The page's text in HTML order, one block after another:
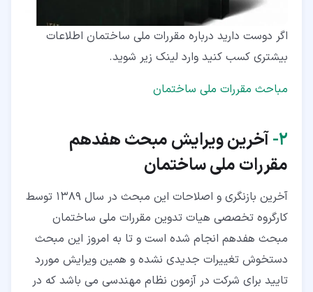
اگر دوست دارید درباره مقررات ملی ساختمان اطلاعات
بیشتری کسب کنید وارد لینک زیر شوید.
مباحث مقررات ملی ساختمان
۲‏- آخرین ویرایش مبحث هفدهم
مقررات ملی ساختمان
آخرین بازنگری و اصلاحات این مبحث در سال 1389 توسط
کارگروه تخصصی هیات تدوین مقررات ملی ساختمان
مبحث هفدهم انجام شده است و تا به امروز این مبحث
دستخوش تغییرات جدیدی نشده و همین ویرایش موررد
تایید برای شرکت در آزمون نظام مهندسی می باشد که در